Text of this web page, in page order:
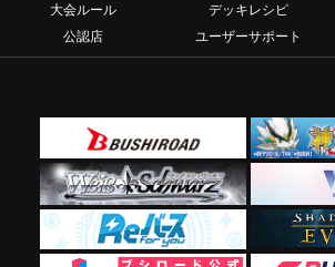
大会ルール
デッキレシピ
公認店
ユーザーサポート